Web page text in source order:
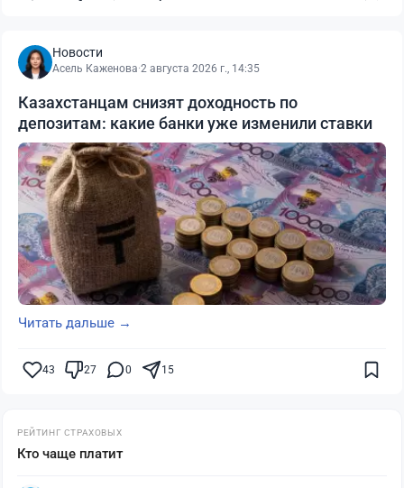
Новости
Асель Каженова·2 августа 2026 г., 14:35
Казахстанцам снизят доходность по
депозитам: какие банки уже изменили ставки
Читать дальше →
43 27 0 15
РЕЙТИНГ СТРАХОВЫХ
Кто чаще платит